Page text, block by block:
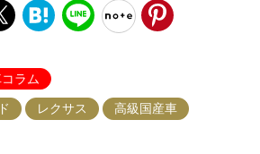
ラム
レクサス 高級国産車